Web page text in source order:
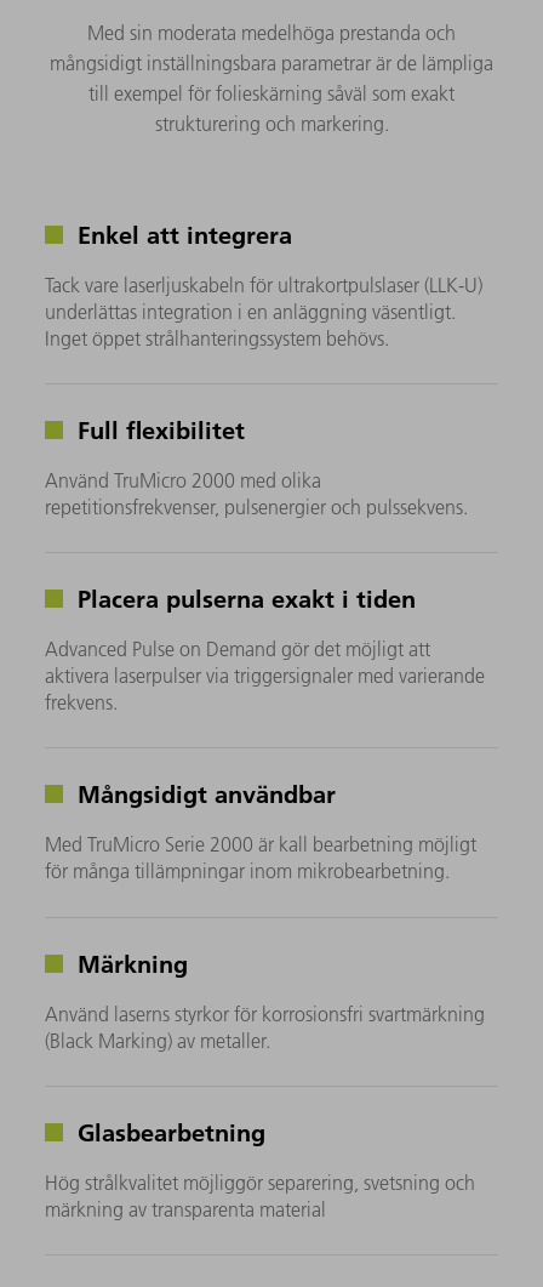
Med sin moderata medelhöga prestanda och
mångsidigt inställningsbara parametrar är de lämpliga
till exempel för folieskärning såväl som exakt
strukturering och markering.
Enkel att integrera
Tack vare laserljuskabeln för ultrakortpulslaser (LLK-U)
underlättas integration i en anläggning väsentligt.
Inget öppet strålhanteringssystem behövs.
Full flexibilitet
Använd TruMicro 2000 med olika
repetitionsfrekvenser, pulsenergier och pulssekvens.
Placera pulserna exakt i tiden
Advanced Pulse on Demand gör det möjligt att
aktivera laserpulser via triggersignaler med varierande
frekvens.
Mångsidigt användbar
Med TruMicro Serie 2000 är kall bearbetning möjligt
för många tillämpningar inom mikrobearbetning.
Märkning
Använd laserns styrkor för korrosionsfri svartmärkning
(Black Marking) av metaller.
Glasbearbetning
Hög strålkvalitet möjliggör separering, svetsning och
märkning av transparenta material